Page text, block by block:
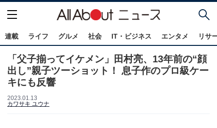
連載 ライフ グルメ 社会 IT・ビジネス エンタメ リサ
「父子揃ってイケメン」田村亮、13年前の“顔
出し”親子ツーショット！ 息子作のプロ級ケー
キにも反響
2023.01.13
カワサキ ユウナ